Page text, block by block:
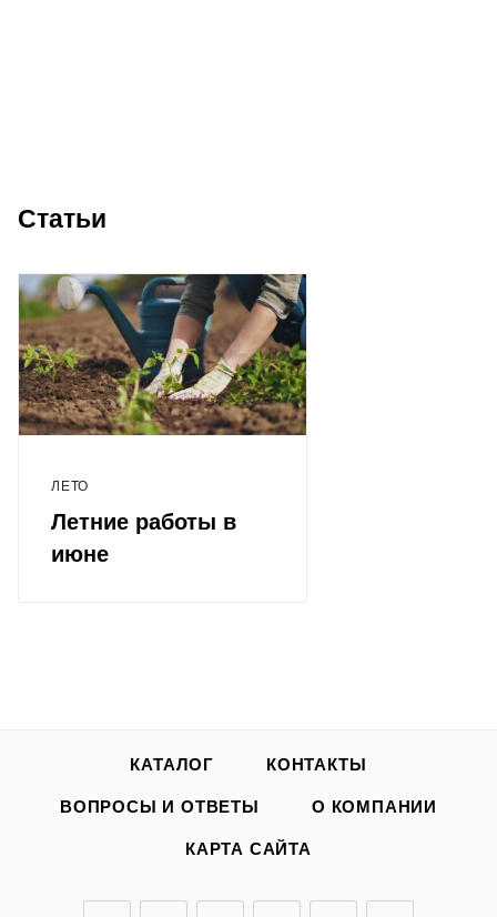
Статьи
ЛЕТО
Летние работы в
июне
КАТАЛОГ КОНТАКТЫ
ВОПРОСЫ И ОТВЕТЫ О КОМПАНИИ
КАРТА САЙТА